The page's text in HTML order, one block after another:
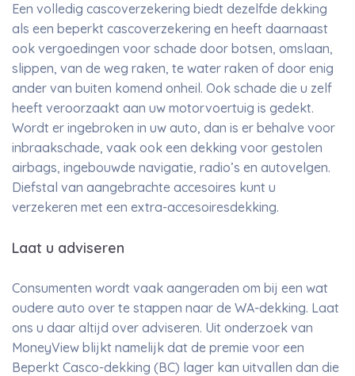
Een volledig cascoverzekering biedt dezelfde dekking
als een beperkt cascoverzekering en heeft daarnaast
ook vergoedingen voor schade door botsen, omslaan,
slippen, van de weg raken, te water raken of door enig
ander van buiten komend onheil. Ook schade die u zelf
heeft veroorzaakt aan uw motorvoertuig is gedekt.
Wordt er ingebroken in uw auto, dan is er behalve voor
inbraakschade, vaak ook een dekking voor gestolen
airbags, ingebouwde navigatie, radio’s en autovelgen.
Diefstal van aangebrachte accesoires kunt u
verzekeren met een extra-accesoiresdekking.
Laat u adviseren
Consumenten wordt vaak aangeraden om bij een wat
oudere auto over te stappen naar de WA-dekking. Laat
ons u daar altijd over adviseren. Uit onderzoek van
MoneyView blijkt namelijk dat de premie voor een
Beperkt Casco-dekking (BC) lager kan uitvallen dan die